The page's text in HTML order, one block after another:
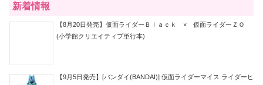
新着情報
【8月20日発売】仮面ライダーＢｌａｃｋ × 仮面ライダーＺＯ
(小学館クリエイティブ単行本)
【9月5日発売】[バンダイ(BANDAI)] 仮面ライダーマイス ライダーヒ